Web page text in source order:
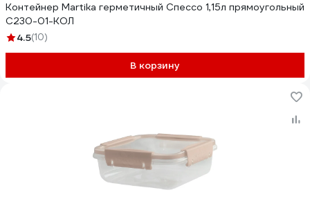
Контейнер Martika герметичный Спессо 1,15л прямоугольный
С230-01-КОЛ
4.5(10)
В корзину